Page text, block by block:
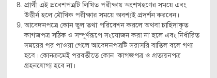
প্রার্থী এই প্রবেশপত্রটি লিখিত পরীক্ষায় অংশখহণের সময়ে এবং
উত্তীর্ন হলে মৌখিক পরীক্ষার সময়ে অবশ্যই প্রদর্শন করবেন।
আবেদনপত্রে কোন ভুল তথা পরিবেশন করলে অথবা চাহিদাকৃত
কাগজপত্র সঠিক ও সম্পূর্ণরূপে সংযোজন করা না হলে এবং নির্ধারিত
সময়ের পর পাওয়া গেলে আবেদনপত্রটি সরাসরি বাতিল বলে গণ্য
হবে। কোনক্রমেই পরবর্তীতে কোন কাগজপত্র ও প্রত্যয়নপত্র
গ্রহনযোগ্য হবে না।